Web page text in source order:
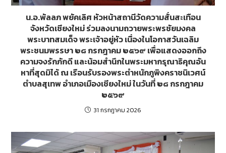
น.อ.พัลลภ พยัคเลิศ หัวหน้าสถานีวัดความสั่นสะเทือน
จังหวัดเชียงใหม่ ร่วมลงนามถวายพระพรชัยมงคล
พระบาทสมเด็จ พระเจ้าอยู่หัว เนื่องในโอกาสวันเฉลิม
พระชนมพรรษา ๒๘ กรกฎาคม ๒๕๖๙ เพื่อแสดงออกถึง
ความจงรักภักดี และน้อมสำนึกในพระมหากรุณาธิคุณอัน
หาที่สุดมิได้ ณ เรือนรับรองพระตำหนักภูพิงคราชนิเวศน์
ตำบลสุเทพ อำเภอเมืองเชียงใหม่ ในวันที่ ๒๘ กรกฎาคม
๒๕๖๙
31 กรกฎาคม 2026